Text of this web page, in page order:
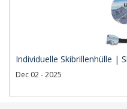
Individuelle Skibrillenhülle |
Dec 02 - 2025